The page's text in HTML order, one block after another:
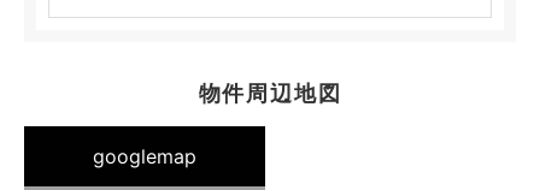
物件周辺地図
googlemap